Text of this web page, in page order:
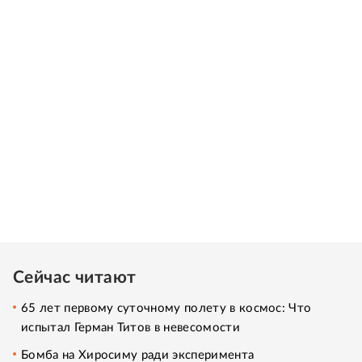
Сейчас читают
65 лет первому суточному полету в космос: Что
испытал Герман Титов в невесомости
Бомба на Хиросиму ради эксперимента